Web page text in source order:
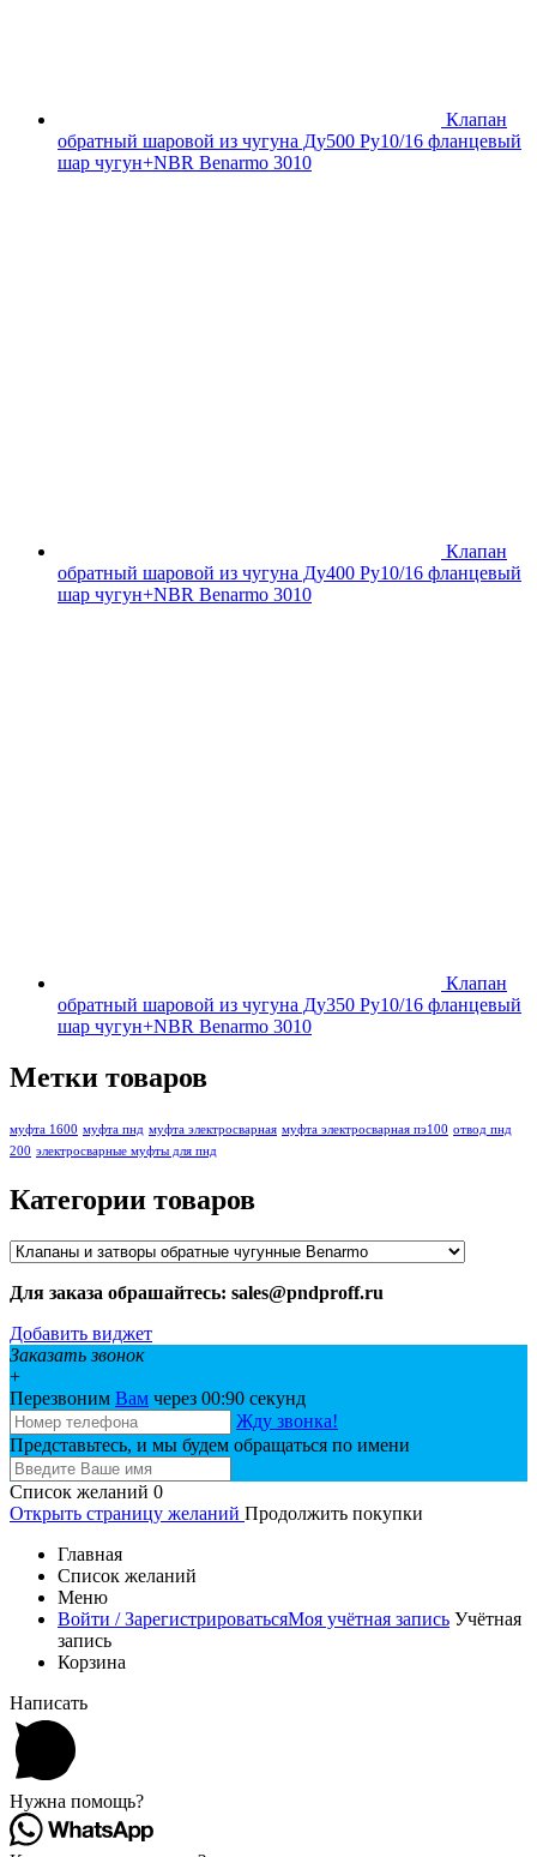
Клапан
обратный шаровой из чугуна Ду500 Ру10/16 фланцевый
шар чугун+NBR Benarmo 3010
Клапан
обратный шаровой из чугуна Ду400 Ру10/16 фланцевый
шар чугун+NBR Benarmo 3010
Клапан
обратный шаровой из чугуна Ду350 Ру10/16 фланцевый
шар чугун+NBR Benarmo 3010
Метки товаров
муфта 1600 муфта пнд муфта электросварная муфта электросварная пэ100 отвод пнд
200 электросварные муфты для пнд
Категории товаров
Для заказа обрашайтесь: sales@pndproff.ru
Добавить виджет
Заказать звонок
+
Перезвоним Вам через 00:90 секунд
Жду звонка!
Представьтесь, и мы будем обращаться по имени
Список желаний 0
Открыть страницу желаний Продолжить покупки
Главная
Список желаний
Меню
Войти / ЗарегистрироватьсяМоя учётная запись Учётная
запись
Корзина
Написать
Нужна помощь?